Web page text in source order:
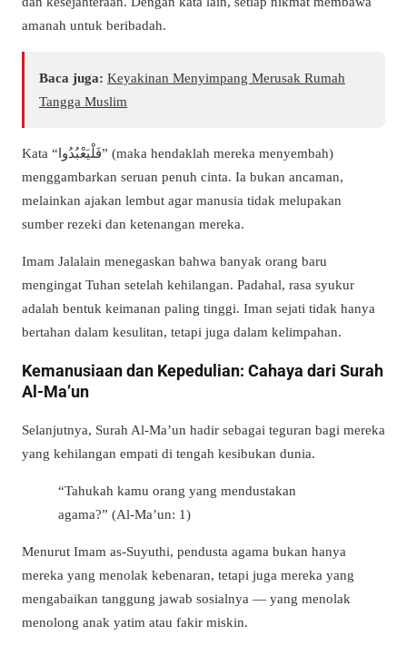
amanah untuk beribadah.
Baca juga: Keyakinan Menyimpang Merusak Rumah
Tangga Muslim
Kata “فَلْيَعْبُدُوا” (maka hendaklah mereka menyembah)
menggambarkan seruan penuh cinta. Ia bukan ancaman,
melainkan ajakan lembut agar manusia tidak melupakan
sumber rezeki dan ketenangan mereka.
Imam Jalalain menegaskan bahwa banyak orang baru
mengingat Tuhan setelah kehilangan. Padahal, rasa syukur
adalah bentuk keimanan paling tinggi. Iman sejati tidak hanya
bertahan dalam kesulitan, tetapi juga dalam kelimpahan.
Kemanusiaan dan Kepedulian: Cahaya dari Surah
Al-Ma’un
Selanjutnya, Surah Al-Ma’un hadir sebagai teguran bagi mereka
yang kehilangan empati di tengah kesibukan dunia.
“Tahukah kamu orang yang mendustakan
agama?” (Al-Ma’un: 1)
Menurut Imam as-Suyuthi, pendusta agama bukan hanya
mereka yang menolak kebenaran, tetapi juga mereka yang
mengabaikan tanggung jawab sosialnya — yang menolak
menolong anak yatim atau fakir miskin.